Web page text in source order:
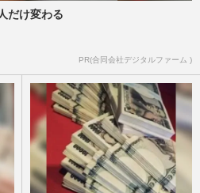
だけ変わる
PR(合同会社デジタルファーム )